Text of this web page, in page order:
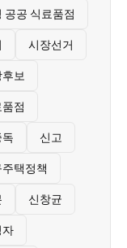
공공 식료품점
시장선거
보
점
신고
택정책
신창균
자